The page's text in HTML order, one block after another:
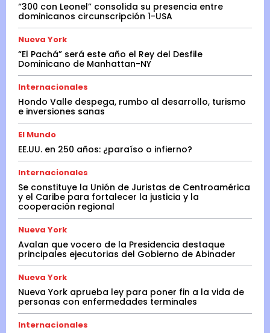
“300 con Leonel” consolida su presencia entre
dominicanos circunscripción 1-USA
Nueva York
“El Pachá” será este año el Rey del Desfile
Dominicano de Manhattan-NY
Internacionales
Hondo Valle despega, rumbo al desarrollo, turismo
e inversiones sanas
El Mundo
EE.UU. en 250 años: ¿paraíso o infierno?
Internacionales
Se constituye la Unión de Juristas de Centroamérica
y el Caribe para fortalecer la justicia y la
cooperación regional
Nueva York
Avalan que vocero de la Presidencia destaque
principales ejecutorias del Gobierno de Abinader
Nueva York
Nueva York aprueba ley para poner fin a la vida de
personas con enfermedades terminales
Internacionales